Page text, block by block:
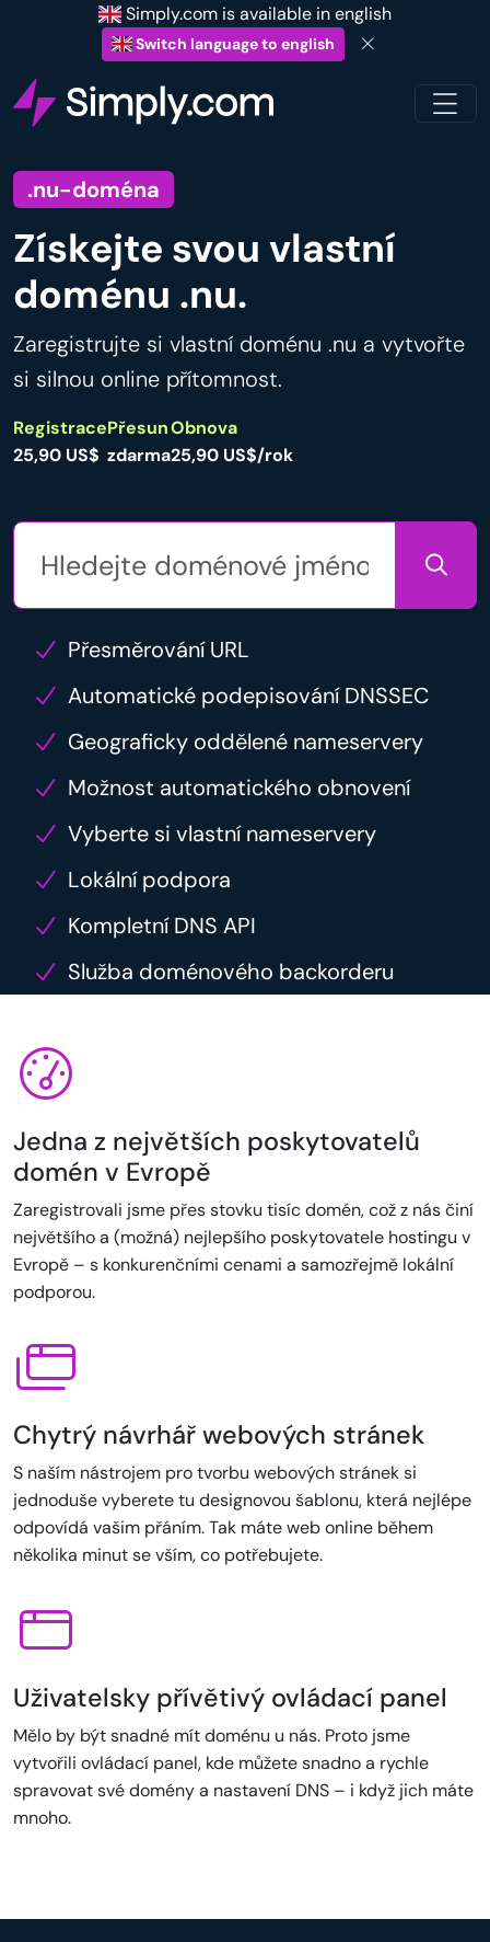
Simply.com is available in english
Switch language to english
.nu-doména
Získejte svou vlastní
doménu .nu.
Zaregistrujte si vlastní doménu .nu a vytvořte
si silnou online přítomnost.
Registrace
25,90 US$
Přesun
zdarma
Obnova
25,90 US$/rok
Přesměrování URL
Automatické podepisování DNSSEC
Geograficky oddělené nameservery
Možnost automatického obnovení
Vyberte si vlastní nameservery
Lokální podpora
Kompletní DNS API
Služba doménového backorderu
Jedna z největších poskytovatelů
domén v Evropě
Zaregistrovali jsme přes stovku tisíc domén, což z nás činí
největšího a (možná) nejlepšího poskytovatele hostingu v
Evropě – s konkurenčními cenami a samozřejmě lokální
podporou.
Chytrý návrhář webových stránek
S naším nástrojem pro tvorbu webových stránek si
jednoduše vyberete tu designovou šablonu, která nejlépe
odpovídá vašim přáním. Tak máte web online během
několika minut se vším, co potřebujete.
Uživatelsky přívětivý ovládací panel
Mělo by být snadné mít doménu u nás. Proto jsme
vytvořili ovládací panel, kde můžete snadno a rychle
spravovat své domény a nastavení DNS – i když jich máte
mnoho.